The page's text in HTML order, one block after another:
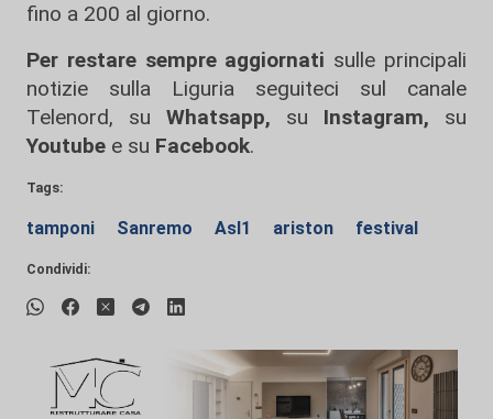
fino a 200 al giorno.
Per restare sempre aggiornati sulle principali
notizie sulla Liguria seguiteci sul canale
Telenord, su
Whatsapp, su Instagram, su
Youtube e su Facebook.
Tags:
tamponi Sanremo Asl1 ariston festival
Condividi: